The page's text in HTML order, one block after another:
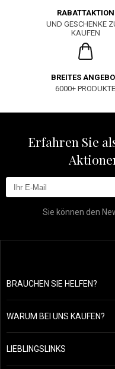
RABATTAKTION
UND GESCHENKE
KAUFEN
BREITES
6000+ PRODUKTE
Erfahren Sie
Sie können den
BRAUCHEN SIE HELFEN?
Wir werden
WARUM BEI UNS KAUFEN?
Allgemeine
Übersicht
Rückgabe von
LIEBLINGSLINKS
Unsere